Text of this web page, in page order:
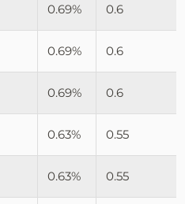
0.69% 0.6
0.69% 0.6
0.69% 0.6
0.63% 0.55
0.63% 0.55